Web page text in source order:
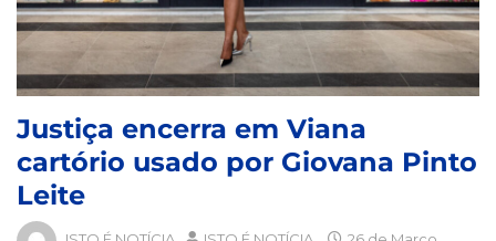
Justiça encerra em Viana
cartório usado por Giovana Pinto
Leite